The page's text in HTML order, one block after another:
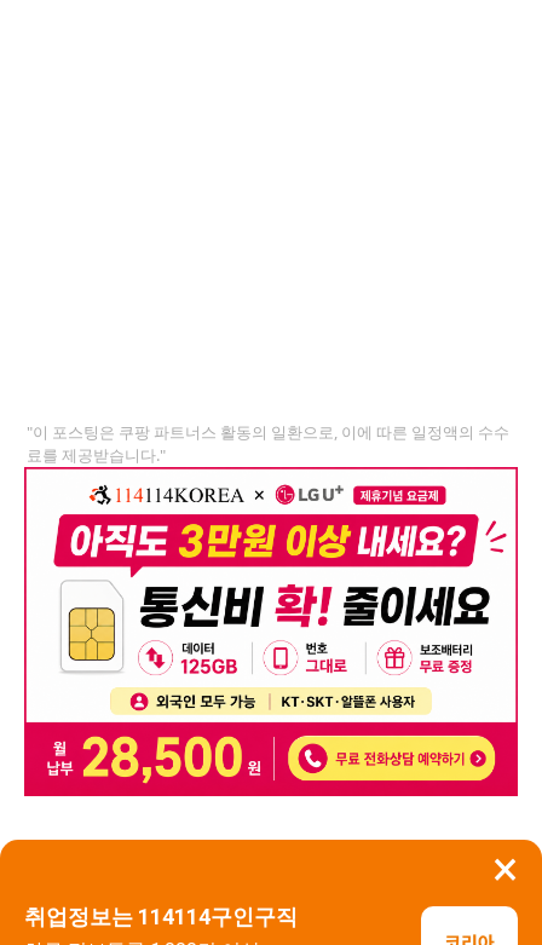
×
취업정보는 114114구인구직
"이 포스팅은 쿠팡 파트너스 활동의 일환으로, 이에 따른 일정액의 수수
료를 제공받습니다."